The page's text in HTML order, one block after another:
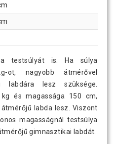
testsúlyát is. Ha súlya
nagyobb átmérővel
labdára lesz szüksége.
és magassága 150 cm,
labda lesz. Viszont
magasságnál testsúlya
gimnasztikai labdát.